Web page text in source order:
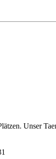
Unser